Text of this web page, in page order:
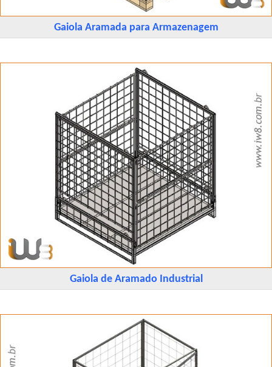
Gaiola Aramada para Armazenagem
Gaiola de Aramado Industrial